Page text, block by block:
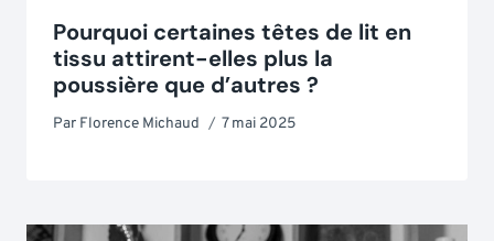
Pourquoi certaines têtes de lit en
tissu attirent-elles plus la
poussière que d’autres ?
Par Florence Michaud 7 mai 2025